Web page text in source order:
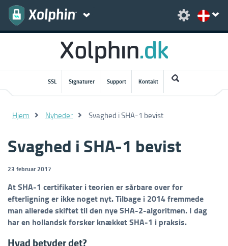
SSL Signaturer Support Kontakt
Hjem Nyheder Svaghed i SHA-1 bevist
Svaghed i SHA-1 bevist
23 februar 2017
At SHA-1 certifikater i teorien er sårbare over for
efterligning er ikke noget nyt. Tilbage i 2014 fremmede
man allerede skiftet til den nye SHA-2-algoritmen. I dag
har en hollandsk forsker knækket SHA-1 i praksis.
Hvad betyder det?